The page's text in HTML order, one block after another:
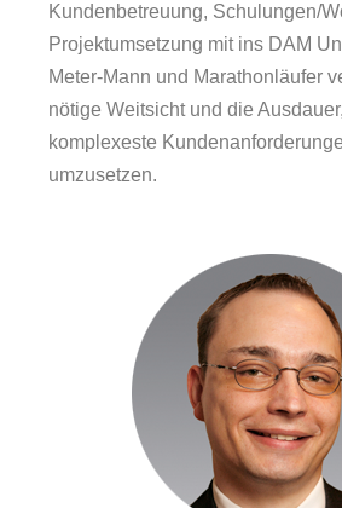
Kundenbetreuung, Schulungen/
Projektumsetzung mit ins DAM
Meter-Mann und Marathonläufer
nötige Weitsicht und die
komplexeste
umzusetzen.